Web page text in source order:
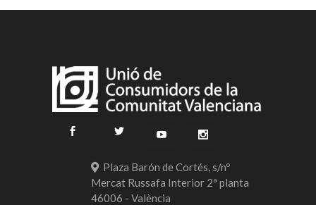
Plaza Barón de Cortés, s/nº
Mercat Russafa Interior 2ª planta
46006 - València